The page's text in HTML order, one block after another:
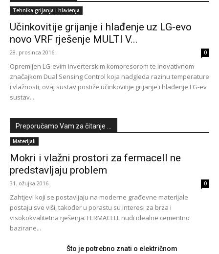
Tehnika grijanja i hlađenja
Učinkovitije grijanje i hlađenje uz LG-evo
novo VRF rješenje MULTI V...
28. prosinca 2016. 0
Opremljen LG-evim inverterskim kompresorom te inovativnom
značajkom Dual Sensing Control koja nadgleda razinu temperature
i vlažnosti, ovaj sustav postiže učinkovitije grijanje i hlađenje LG-ev
sustav...
Preporučamo Vam za čitanje ...
Materijali
Mokri i vlažni prostori za fermacell ne
predstavljaju problem
31. ožujka 2016. 0
Zahtjevi koji se postavljaju na moderne građevne materijale
postaju sve viši, također u porastu su interesi za brza i
visokokvalitetna rješenja. FERMACELL nudi idealne cementno
bazirane...
Što je potrebno znati o električnom